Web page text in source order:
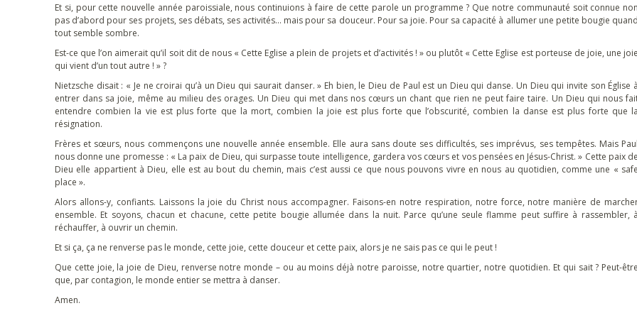
Et si, pour cette nouvelle année paroissiale, nous continuions à faire de cette parole un programme ? Que notre communauté soit connue non
pas d’abord pour ses projets, ses débats, ses activités… mais pour sa douceur. Pour sa joie. Pour sa capacité à allumer une petite bougie quand
tout semble sombre.
Est-ce que l’on aimerait qu’il soit dit de nous « Cette Eglise a plein de projets et d’activités ! » ou plutôt « Cette Eglise est porteuse de joie, une joie
qui vient d’un tout autre ! » ?
Nietzsche disait : « Je ne croirai qu’à un Dieu qui saurait danser. » Eh bien, le Dieu de Paul est un Dieu qui danse. Un Dieu qui invite son Église à
entrer dans sa joie, même au milieu des orages. Un Dieu qui met dans nos cœurs un chant que rien ne peut faire taire. Un Dieu qui nous
entendre combien la vie est plus forte que la mort, combien la joie est plus forte que l’obscurité, combien la danse est plus forte que la
résignation.
Frères et sœurs, nous commençons une nouvelle année ensemble. Elle aura sans doute ses difficultés, ses imprévus, ses tempêtes. Mais Paul
nous donne une promesse : « La paix de Dieu, qui surpasse toute intelligence, gardera vos cœurs et vos pensées en Jésus-Christ. » Cette paix de
Dieu elle appartient à Dieu, elle est au bout du chemin, mais c’est aussi ce que nous pouvons vivre en nous au quotidien, comme une « safe
place ».
Alors allons-y, confiants. Laissons la joie du Christ nous accompagner. Faisons-en notre respiration, notre force, notre manière de
ensemble. Et soyons, chacun et chacune, cette petite bougie allumée dans la nuit. Parce qu’une seule flamme peut suffire à rassembler, à
réchauffer, à ouvrir un chemin.
Et si ça, ça ne renverse pas le monde, cette joie, cette douceur et cette paix, alors je ne sais pas ce qui le peut !
Que cette joie, la joie de Dieu, renverse notre monde – ou au moins déjà notre paroisse, notre quartier, notre quotidien. Et qui sait ? Peut-être
que, par contagion, le monde entier se mettra à danser.
Amen.